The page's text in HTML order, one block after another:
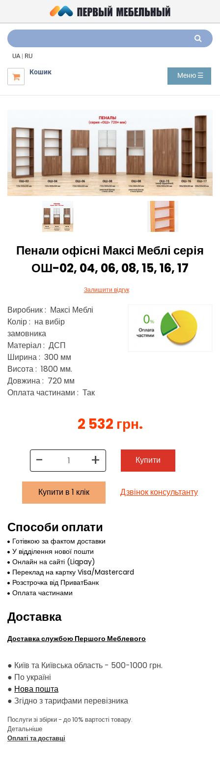
UA | RU

Кошик Меню ☰
Пенали офісні Максі Меблі серія
ОШ-02, 04, 06, 08, 15, 16, 17
Залишити відгук
Виробник : Максі Меблі
Колір : на вибір
замовника
Матеріал : ДСП
Ширина : 300 мм
Висота : 1800 мм.
Довжина : 720 мм
Оплата частинами : Так
2 532 грн.
- + Купити
Купити в 1 клік Дзвінок консультанту
Способи оплати
Готівкою за фактом доставки
У відділення нової пошти
Онлайн на сайті (Liqpay)
Переклад на картку Visa/Mastercard
Розстрочка від ПриватБанк
Оплата частинами
Доставка
Доставка службою Першого Меблевого
● Київ та Київська область - 500-1000 грн.
● По україні
● Нова пошта
● Згідно з тарифами перевізника
Послуги зі збірки - до 10% вартості товару.
Детальніше
Оплаті та доставці